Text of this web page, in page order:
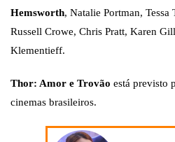
Hemsworth, Natalie Portman,
Russell Crowe, Chris Pratt, Karen
Klementieff.
Thor: Amor e Trovão está previsto
cinemas brasileiros.